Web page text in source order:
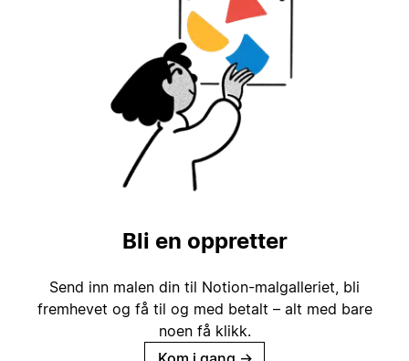
Bli en oppretter
Send inn malen din til Notion-malgalleriet, bli
fremhevet og få til og med betalt – alt med bare
noen få klikk.